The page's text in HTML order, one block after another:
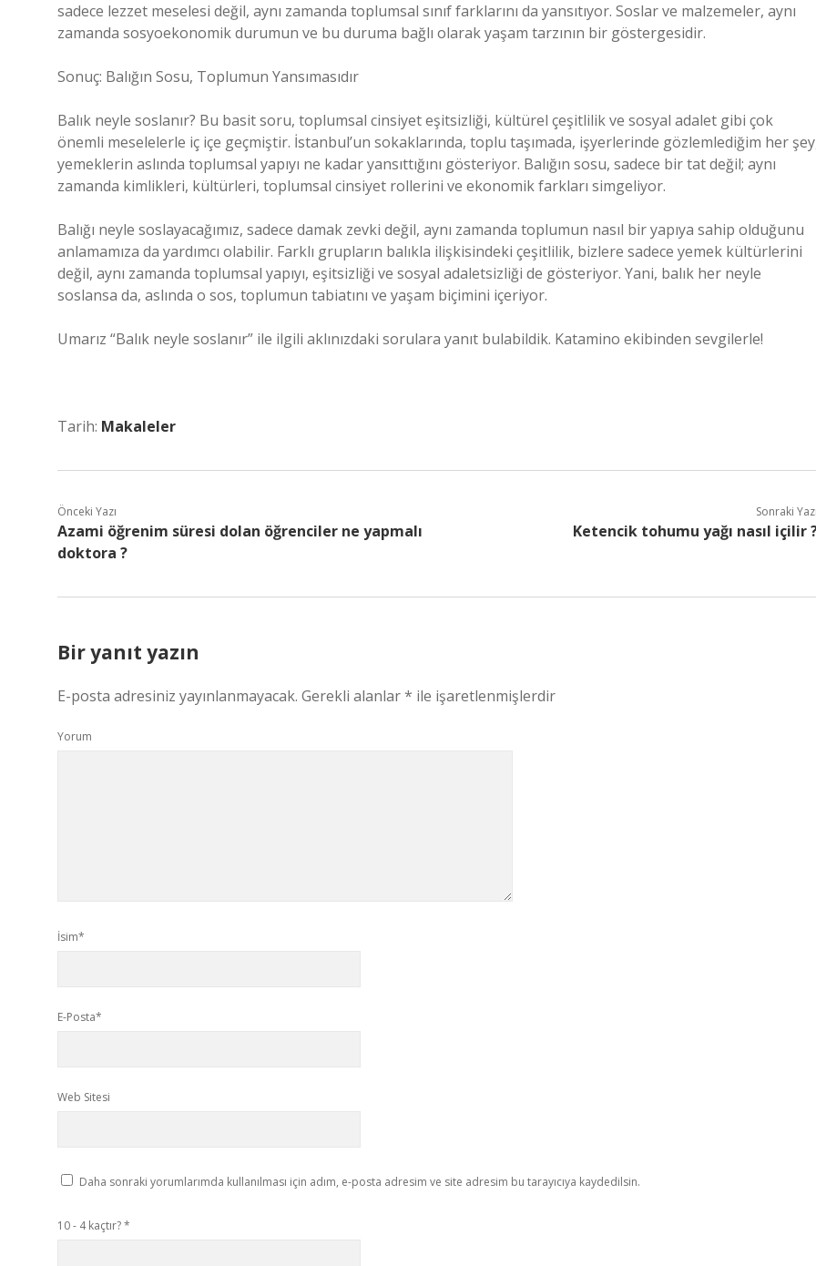
sadece lezzet meselesi değil, aynı zamanda toplumsal sınıf farklarını da yansıtıyor. Soslar ve malzemeler, aynı
zamanda sosyoekonomik durumun ve bu duruma bağlı olarak yaşam tarzının bir göstergesidir.
Sonuç: Balığın Sosu, Toplumun Yansımasıdır
Balık neyle soslanır? Bu basit soru, toplumsal cinsiyet eşitsizliği, kültürel çeşitlilik ve sosyal adalet gibi çok
önemli meselelerle iç içe geçmiştir. İstanbul’un sokaklarında, toplu taşımada, işyerlerinde gözlemlediğim her
yemeklerin aslında toplumsal yapıyı ne kadar yansıttığını gösteriyor. Balığın sosu, sadece bir tat değil; aynı
zamanda kimlikleri, kültürleri, toplumsal cinsiyet rollerini ve ekonomik farkları simgeliyor.
Balığı neyle soslayacağımız, sadece damak zevki değil, aynı zamanda toplumun nasıl bir yapıya sahip olduğunu
anlamamıza da yardımcı olabilir. Farklı grupların balıkla ilişkisindeki çeşitlilik, bizlere sadece yemek kültürlerini
değil, aynı zamanda toplumsal yapıyı, eşitsizliği ve sosyal adaletsizliği de gösteriyor. Yani, balık her neyle
soslansa da, aslında o sos, toplumun tabiatını ve yaşam biçimini içeriyor.
Umarız “Balık neyle soslanır” ile ilgili aklınızdaki sorulara yanıt bulabildik. Katamino ekibinden sevgilerle!
Tarih: Makaleler
Önceki Yazı
Azami öğrenim süresi dolan öğrenciler ne yapmalı
doktora ?
Sonraki
Ketencik tohumu yağı nasıl içilir
Bir yanıt yazın
E-posta adresiniz yayınlanmayacak. Gerekli alanlar* ile işaretlenmişlerdir
Yorum
İsim*
E-Posta*
Web Sitesi
Daha sonraki yorumlarımda kullanılması için adım, e-posta adresim ve site adresim bu tarayıcıya kaydedilsin.
10 - 4 kaçtır?*